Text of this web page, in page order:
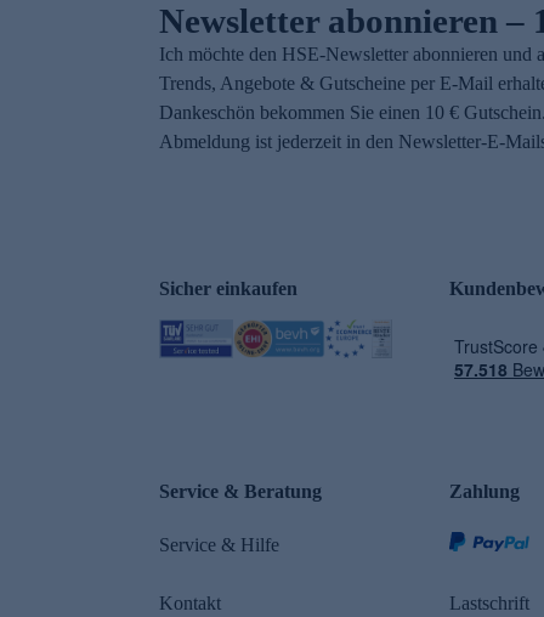
Newsletter abonnieren –
Ich möchte den HSE-Newsletter abonnieren und
Trends, Angebote & Gutscheine per E-Mail
Dankeschön bekommen Sie einen 10 €
Abmeldung ist jederzeit in den Newsletter-E-
Sicher einkaufen
Service & Beratung
Service & Hilfe
Kontakt
Zahlung
Lastschrift